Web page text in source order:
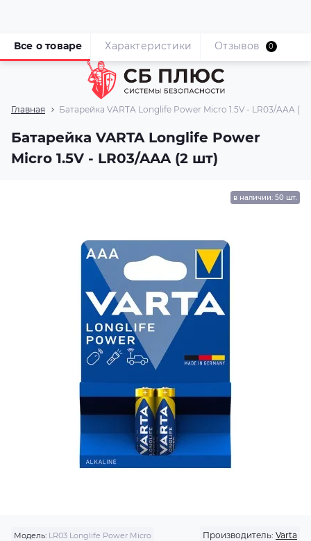
Главная Батарейка VARTA Longlife Power Micro 1.5V - LR03/AAA (2
Батарейка VARTA Longlife Power
Micro 1.5V - LR03/AAA (2 шт)
Все о товаре Характеристики Отзывов 0
в наличии: 50 шт.
Модель: LR03 Longlife Power Micro Производитель: Varta